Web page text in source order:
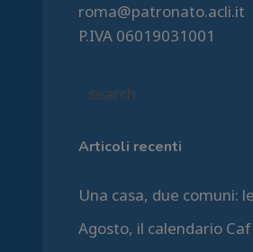
roma@patronato.acli.it
P.IVA 06019031001
Articoli recenti
Una casa, due comuni:
Agosto, il calendario